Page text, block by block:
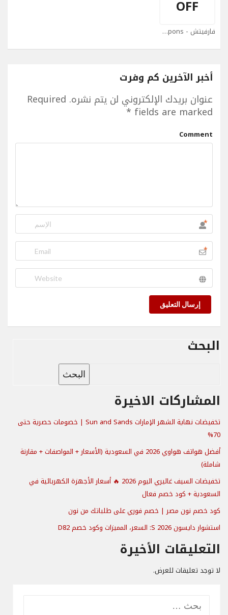
OFF
فارفيتش - Farfetch Coupons
أخبر الآخرين كم وفرت
عنوان بريدك الإلكتروني لن يتم نشره. Required
fields are marked
*
Comment
*
*
إرسال التعليق
البحث
البحث
المشاركات الاخيرة
تخفيضات نهاية الشهر الإمارات Sun and Sands | خصومات حصرية حتى
70%
أفضل هواتف هواوي 2026 في السعودية (الأسعار + المواصفات + مقارنة
شاملة)
تخفيضات السيف غاليري اليوم 2026 🔥 أسعار الأجهزة الكهربائية في
السعودية + كود خصم فعال
كود خصم نون مصر | خصم فوري على طلباتك من نون
استشوار دايسون S 2026: السعر، المميزات وكود خصم D82
التعليقات الأخيرة
لا توجد تعليقات للعرض.
البحث